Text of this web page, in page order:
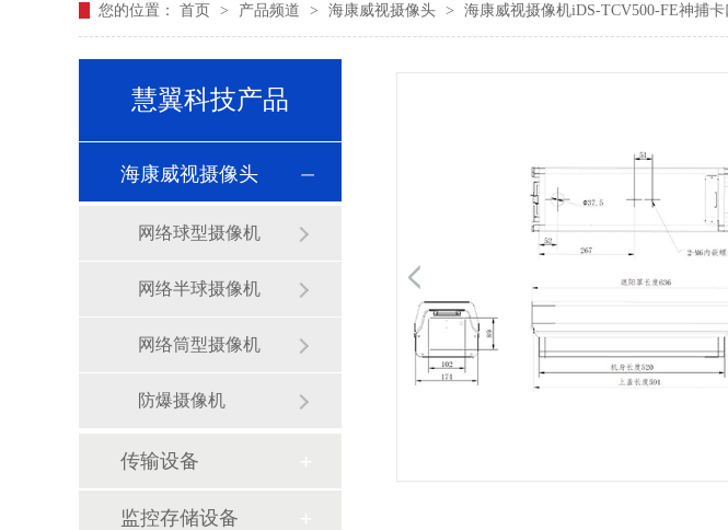
您的位置： 首页 > 产品频道 > 海康威视摄像头 > 海康威视摄像机iDS-TCV500-FE神捕
慧翼科技产品
海康威视摄像头
网络球型摄像机
网络半球摄像机
网络筒型摄像机
防爆摄像机
传输设备
监控存储设备